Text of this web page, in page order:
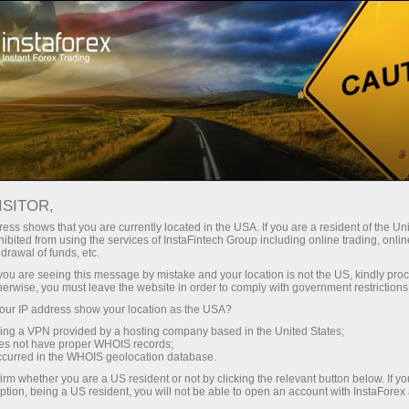
торговый счёт Торговые платформы
Инвесторам Партнерам
новости
деньги
shows that you are currently located in the USA. If you are a resident of the
from using the services of InstaFintech Group including online trading,
of funds, etc.
are seeing this message by mistake and your location is not the US, kindly
you must leave the website in order to comply with government
IP address show your location as the USA?
a VPN provided by a hosting company based in the United States;
not have proper WHOIS records;
in the WHOIS geolocation database.
whether you are a US resident or not by clicking the relevant button below. If
being a US resident, you will not be able to open an account with InstaForex